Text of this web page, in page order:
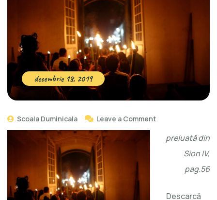
decembrie 18, 2019
Scoala Duminicala Leave a Comment
preluată din
Sion IV,
pag.56
Descarcă